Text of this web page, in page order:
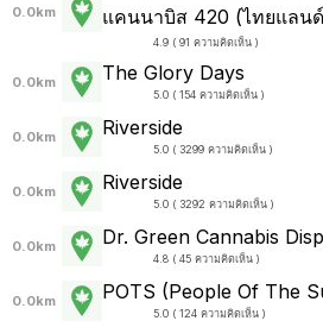
0.0km
แคนนาบิส 420 (ไทยแลน
4.9 ( 91 ความคิดเห็น )
0.0km The Glory Days
5.0 ( 154 ความคิดเห็น )
0.0km Riverside
5.0 ( 3299 ความคิดเห็น )
0.0km Riverside
5.0 ( 3292 ความคิดเห็น )
0.0km Dr. Green Cannabis
4.8 ( 45 ความคิดเห็น )
0.0km POTS (People Of The
5.0 ( 124 ความคิดเห็น )